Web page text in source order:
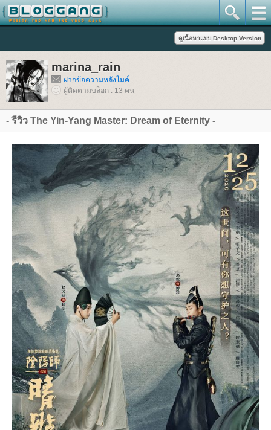
marina_rain
ฝากข้อความหลังไมค์
ผู้ติดตามบล็อก : 13 คน
- รีวิว The Yin-Yang Master: Dream of Eternity -